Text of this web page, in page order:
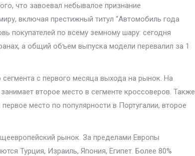
что завоевал небывалое признание
включая престижный титул “Автомобиль года
покупателей по всему земному шару: сегодня
а общий объем выпуска модели перевалил за 1
с первого месяца выхода на рынок. На
второе место в сегменте кроссоверов. Также
место по популярности в Португалии, второе
рынок. За пределами Европы
Турция, Израиль, Япония, Египет. Более 80%